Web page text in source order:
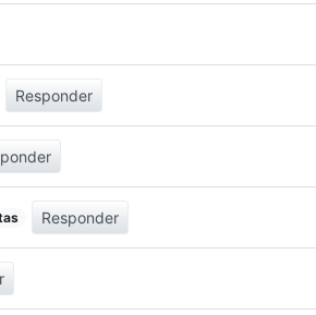
Responder
Responder